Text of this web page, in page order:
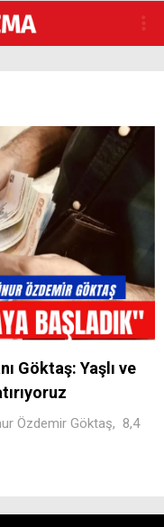
Göktaş: Yaşlı ve
Özdemir Göktaş, 8,4